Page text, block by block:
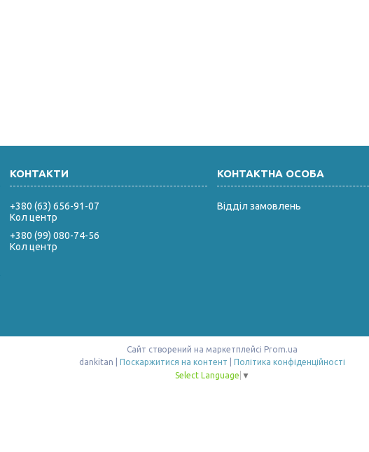
+380 (63) 656-91-07
Кол центр
+380 (99) 080-74-56
Кол центр
Відділ замовлень
Сайт створений на маркетплейсі Prom.ua
Поскаржитися на контент
Політика конфіденційності
Select Language ▼